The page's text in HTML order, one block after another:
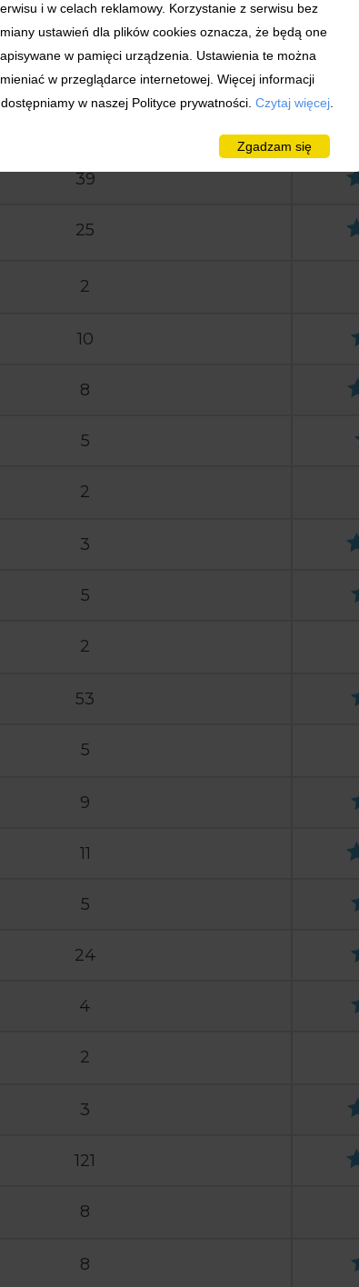
według
i zrealizowanych zleceń w
39
25
2
10
8
5
2
3
5
2
53
5
9
11
5
24
4
2
3
121
8
8
i w celach reklamowy. Korzystanie z serwisu bez
ustawień dla plików cookies oznacza, że będą one
w pamięci urządzenia. Ustawienia te można
w przeglądarce internetowej. Więcej informacji
w naszej Polityce prywatności. Czytaj więcej
Zgadzam się